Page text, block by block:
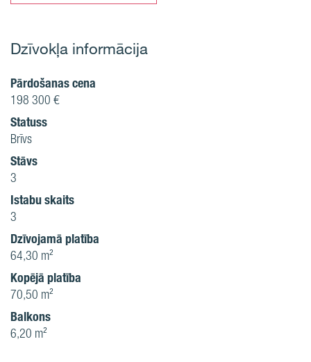
Dzīvokļa informācija
Pārdošanas cena
198 300 €
Statuss
Brīvs
Stāvs
3
Istabu skaits
3
Dzīvojamā platība
64,30 m²
Kopējā platība
70,50 m²
Balkons
6,20 m²